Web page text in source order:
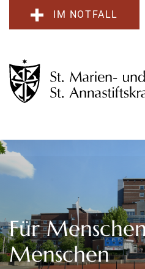
IM NOTFALL
Für
Menschen